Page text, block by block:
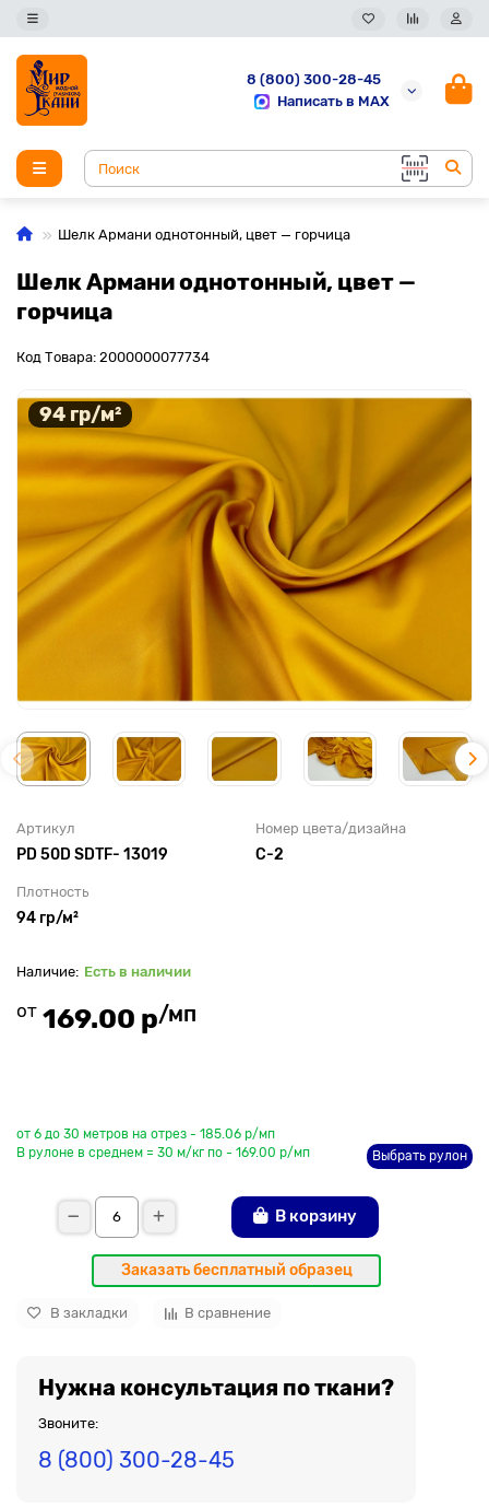
8 (800) 300-28-45
Написать в MAX
Шелк Армани однотонный, цвет — горчица
Шелк Армани однотонный, цвет —
горчица
Код Товара: 2000000077734
94 гр/м²
Артикул
PD 50D SDTF- 13019
Номер цвета/дизайна
C-2
Плотность
94 гр/м²
Есть в наличии
от 169.00 р/мп
от 6 до 30 метров на отрез - 185.06 р/мп
В рулоне в среднем = 30 м/кг по - 169.00 р/мп
Выбрать рулон
В корзину
Заказать бесплатный образец
В закладки В сравнение
Нужна консультация по ткани?
Звоните:
8 (800) 300-28-45